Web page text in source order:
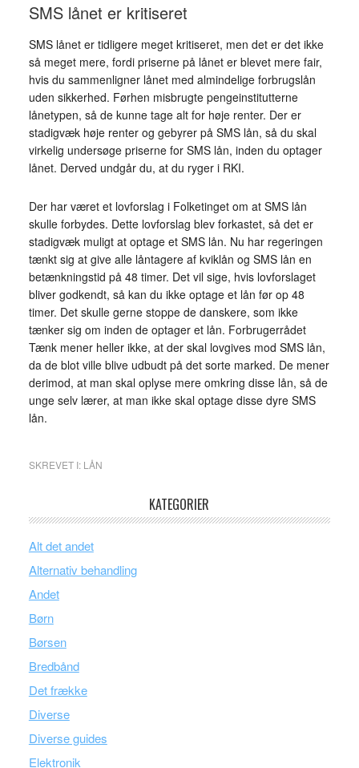
SMS lånet er kritiseret
SMS lånet er tidligere meget kritiseret, men det er det ikke
så meget mere, fordi priserne på lånet er blevet mere fair,
hvis du sammenligner lånet med almindelige forbrugslån
uden sikkerhed. Førhen misbrugte pengeinstitutterne
lånetypen, så de kunne tage alt for høje renter. Der er
stadigvæk høje renter og gebyrer på SMS lån, så du skal
virkelig undersøge priserne for SMS lån, inden du optager
lånet. Derved undgår du, at du ryger i RKI.
Der har været et lovforslag i Folketinget om at SMS lån
skulle forbydes. Dette lovforslag blev forkastet, så det er
stadigvæk muligt at optage et SMS lån. Nu har regeringen
tænkt sig at give alle låntagere af kviklån og SMS lån en
betænkningstid på 48 timer. Det vil sige, hvis lovforslaget
bliver godkendt, så kan du ikke optage et lån før op 48
timer. Det skulle gerne stoppe de danskere, som ikke
tænker sig om inden de optager et lån. Forbrugerrådet
Tænk mener heller ikke, at der skal lovgives mod SMS lån,
da de blot ville blive udbudt på det sorte marked. De mener
derimod, at man skal oplyse mere omkring disse lån, så de
unge selv lærer, at man ikke skal optage disse dyre SMS
lån.
SKREVET I: LÅN
KATEGORIER
Alt det andet
Alternativ behandling
Andet
Børn
Børsen
Bredbånd
Det frække
Diverse
Diverse guides
Elektronik